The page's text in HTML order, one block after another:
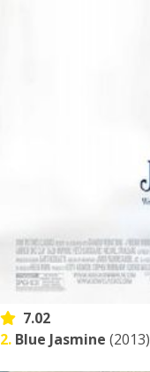
7.02
2. Blue Jasmine (2013)